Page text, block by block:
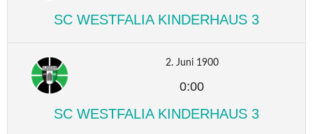
SC WESTFALIA KINDERHAUS 3
2. Juni 1900
0:00
SC WESTFALIA KINDERHAUS 3